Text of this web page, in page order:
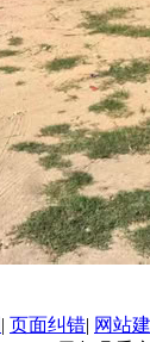
| 页面纠错| 网站